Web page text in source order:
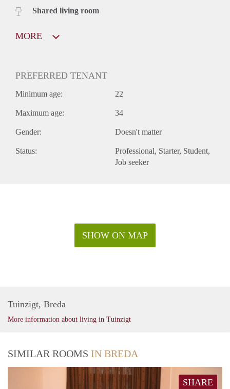
Shared living room
MORE
PREFERRED TENANT
Minimum age: 22
Maximum age: 34
Gender: Doesn't matter
Status: Professional Starter Student
Job seeker
SHOW ON MAP
Tuinzigt, Breda
More information about living in Tuinzigt
SIMILAR ROOMS IN BREDA
SHARE